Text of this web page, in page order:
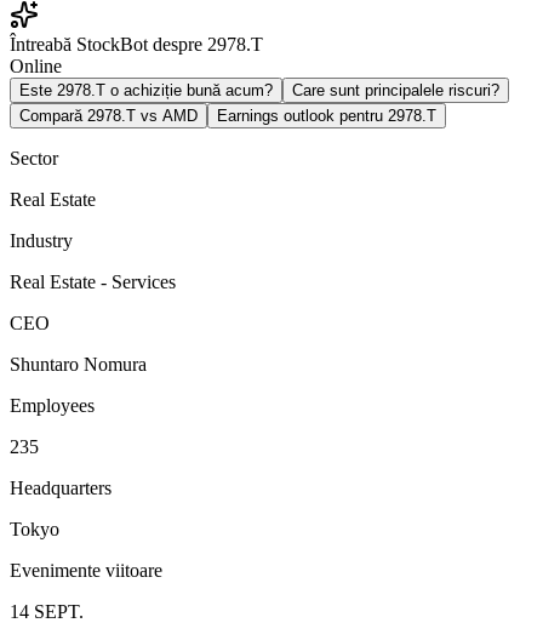
Întreabă StockBot despre 2978.T
Online
Este 2978.T o achiziție bună acum?
Care sunt principalele riscuri?
Compară 2978.T vs AMD
Earnings outlook pentru 2978.T
Sector
Real Estate
Industry
Real Estate - Services
CEO
Shuntaro Nomura
Employees
235
Headquarters
Tokyo
Evenimente viitoare
14 SEPT.